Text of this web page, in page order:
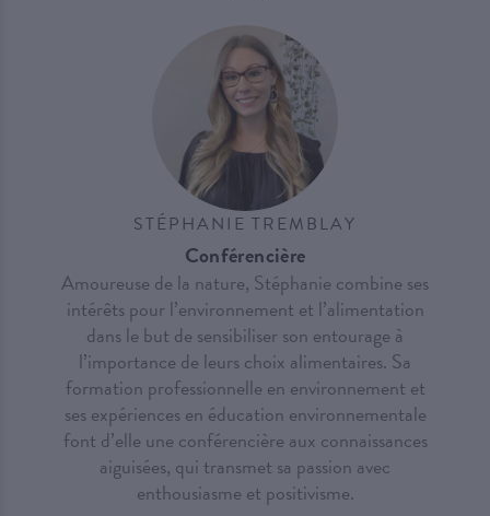
STÉPHANIE TREMBLAY
Conférencière
Amoureuse de la nature, Stéphanie combine ses
intérêts pour l’environnement et l’alimentation
dans le but de sensibiliser son entourage à
l’importance de leurs choix alimentaires. Sa
formation professionnelle en environnement et
ses expériences en éducation environnementale
font d’elle une conférencière aux connaissances
aiguisées, qui transmet sa passion avec
enthousiasme et positivisme.